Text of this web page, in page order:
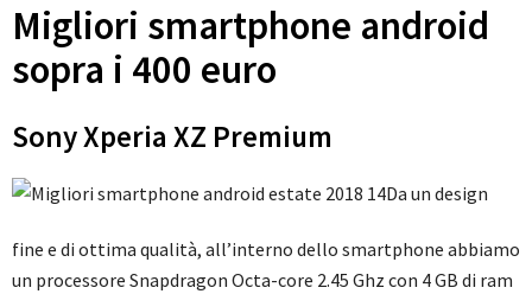
Migliori smartphone android
sopra i 400 euro
Sony Xperia XZ Premium
Da un design
fine e di ottima qualità, all’interno dello smartphone abbiamo
un processore Snapdragon Octa-core 2.45 Ghz con 4 GB di ram